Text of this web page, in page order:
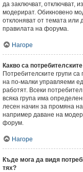
да заключват, отключват,
модерират. Обикновено
отклоняват от темата или
правилата на форума.
Нагоре
Какво са
Потребителските групи
на по-малки управляеми
работят. Всеки
всяка група има
лесен начин за промяна
например даване на
форум.
Нагоре
Къде мога да видя
тях?